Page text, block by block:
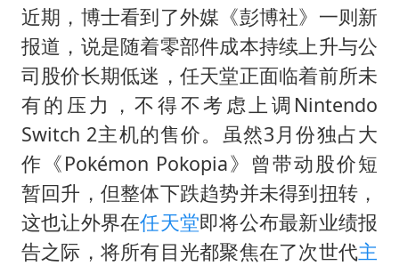
浙江近300条预警生效中 今夜大部暴雨
香港刷新1884年以来最高气温纪录
上海全力守护市民“菜篮子”
以军士兵把枪口对准中国记者
暑期研学游升温 在旅途中增长知识
猫咪过火把节被抹成黑猫
BLG经理辟谣Bin离队
近期，博士看到了外媒《彭博社》一则新
报道，说是随着零部件成本持续上升与公
司股价长期低迷，任天堂正面临着前所未
有的压力，不得不考虑上调Nintendo
Switch 2主机的售价。虽然3月份独占大
作《Pokémon Pokopia》曾带动股价短
暂回升，但整体下跌趋势并未得到扭转，
这也让外界在任天堂即将公布最新业绩报
告之际，将所有目光都聚焦在了次世代主